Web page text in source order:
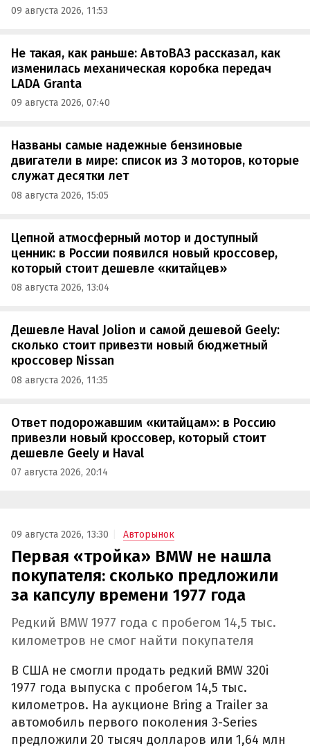
09 августа 2026, 11:53
Не такая, как раньше: АвтоВАЗ рассказал, как
изменилась механическая коробка передач
LADA Granta
09 августа 2026, 07:40
Названы самые надежные бензиновые
двигатели в мире: список из 3 моторов, которые
служат десятки лет
08 августа 2026, 15:05
Цепной атмосферный мотор и доступный
ценник: в России появился новый кроссовер,
который стоит дешевле «китайцев»
08 августа 2026, 13:04
Дешевле Haval Jolion и самой дешевой Geely:
сколько стоит привезти новый бюджетный
кроссовер Nissan
08 августа 2026, 11:35
Ответ подорожавшим «китайцам»: в Россию
привезли новый кроссовер, который стоит
дешевле Geely и Haval
07 августа 2026, 20:14
09 августа 2026, 13:30 Авторынок
Первая «тройка» BMW не нашла
покупателя: сколько предложили
за капсулу времени 1977 года
Редкий BMW 1977 года с пробегом 14,5 тыс.
километров не смог найти покупателя
В США не смогли продать редкий BMW 320i
1977 года выпуска с пробегом 14,5 тыс.
километров. На аукционе Bring a Trailer за
автомобиль первого поколения 3-Series
предложили 20 тысяч долларов или 1,64 млн